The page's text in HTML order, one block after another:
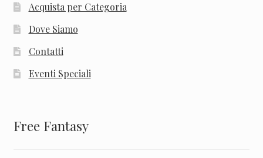
Acquista per Categoria
Dove Siamo
Contatti
Eventi Speciali
Free Fantasy